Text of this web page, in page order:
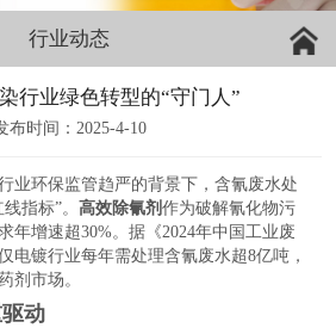
行业动态
行业绿色转型的“守门人”
布时间：2025-4-10
业环保监管趋严的背景下，含氰废水处
指标”。 高效除氰剂作为破解氰化物污
年增速超30%。据《2024年中国工业废
电镀行业每年需处理含氰废水超8亿吨，
剂市场。
动